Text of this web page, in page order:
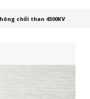
chổi than 4500KV